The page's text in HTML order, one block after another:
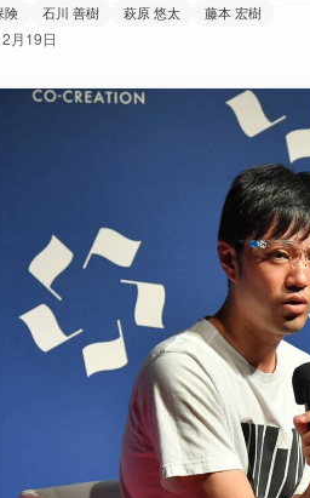
険
石川 善樹 萩原 悠太 藤本 宏樹
月19日